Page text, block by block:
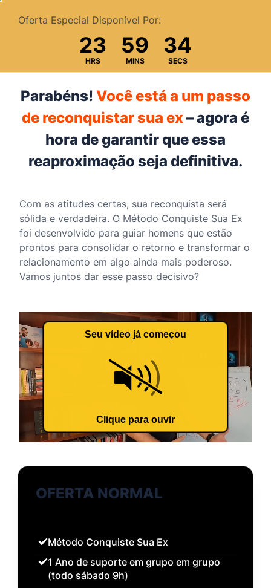
Oferta Especial Disponível Por:
23
HRS
59
MINS
34
SECS
Parabéns! Você está a um passo
de reconquistar sua ex– agora é
hora de garantir que essa
reaproximação seja definitiva.
Com as atitudes certas, sua reconquista será
sólida e verdadeira. O Método Conquiste Sua Ex
foi desenvolvido para guiar homens que estão
prontos para consolidar o retorno e transformar o
relacionamento em algo ainda mais poderoso.
Vamos juntos dar esse passo decisivo?
OFERTA NORMAL
Método Conquiste Sua Ex
1 Ano de suporte em grupo em grupo
(todo sábado 9h)